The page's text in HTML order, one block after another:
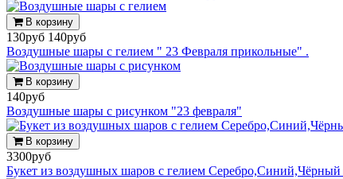
В корзину
130руб 140руб
Воздушные шары с гелием " 23 Февраля прикольные" .
В корзину
140руб
Воздушные шары с рисунком "23 февраля"
В корзину
3300руб
Букет из воздушных шаров с гелием